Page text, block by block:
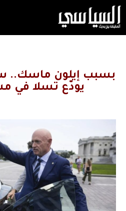
بسبب إيلون ماسك..
يودّع تسلا في